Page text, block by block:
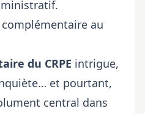
complémentaire au
du CRPE intrigue,
et pourtant,
central dans